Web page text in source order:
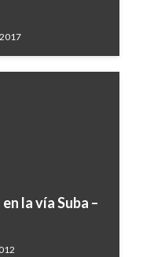
la vía Suba –